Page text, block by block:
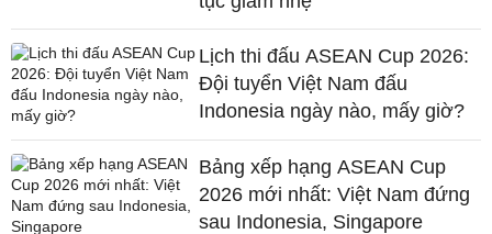
Lịch thi đấu ASEAN Cup 2026:
Đội tuyển Việt Nam đấu
Indonesia ngày nào, mấy giờ?
Bảng xếp hạng ASEAN Cup
2026 mới nhất: Việt Nam đứng
sau Indonesia, Singapore